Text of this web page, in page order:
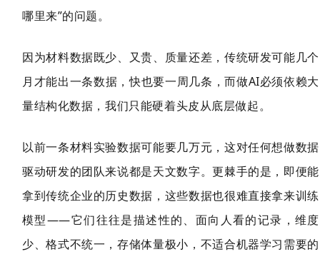
哪里来”的问题。
因为材料数据既少、又贵、质量还差，传统研发可能几个
月才能出一条数据，快也要一周几条，而做AI必须依赖大
量结构化数据，我们只能硬着头皮从底层做起。
以前一条材料实验数据可能要几万元，这对任何想做数据
驱动研发的团队来说都是天文数字。更棘手的是，即便能
拿到传统企业的历史数据，这些数据也很难直接拿来训练
模型——它们往往是描述性的、面向人看的记录，维度
少、格式不统一，存储体量极小，不适合机器学习需要的